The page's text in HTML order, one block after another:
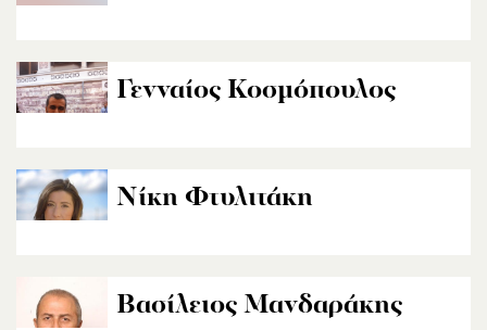
Γενναίος Κοσμόπουλος
Νίκη Φτυλιτάκη
Βασίλειος Μανδαράκης